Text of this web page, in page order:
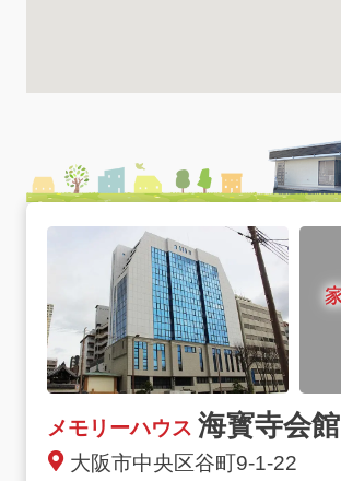
メモリーハウス 海寳寺会館
大阪市中央区谷町9-1-22